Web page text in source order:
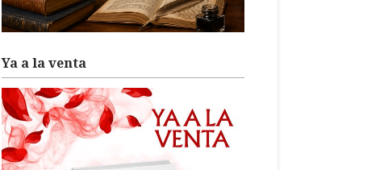
Ya a la venta